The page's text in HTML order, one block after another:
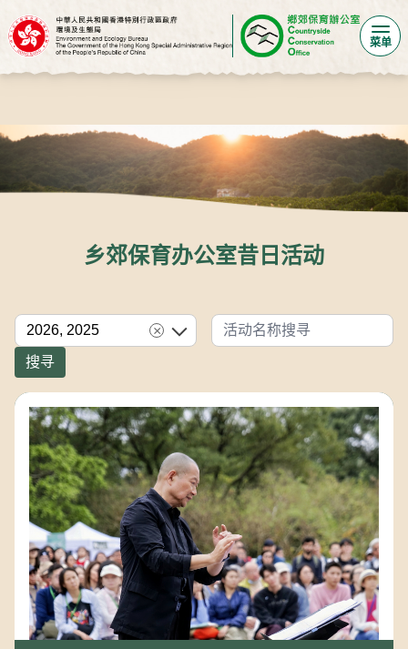
菜单
乡郊保育办公室昔日活动
2026, 2025
×